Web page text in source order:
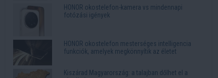
HONOR okostelefon-kamera vs mindennapi
fotózási igények
HONOR okostelefon mesterséges intelligencia
funkciók, amelyek megkönnyítik az életet
Kiszárad Magyarország: a talajban dőlhet el a